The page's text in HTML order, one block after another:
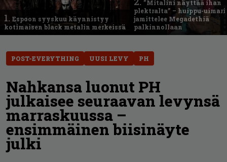
1. Espoon syyskuu käynnistyy
kotimaisen black metalin merkeissä
”Mitalini näyttää ihan
plektralta” – huippu-uimari
jamittelee Megadethiä
palkinnollaan
POST-EVERYTHING UUSI LEVY PH
Nahkansa luonut PH
julkaisee seuraavan levynsä
marraskuussa –
ensimmäinen biisinäyte
julki